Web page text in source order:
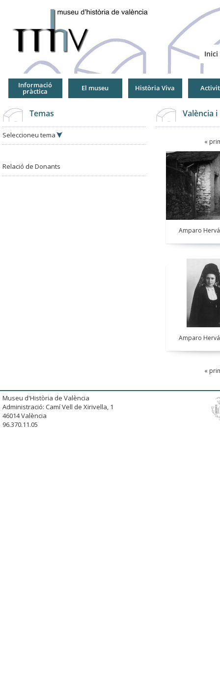
Inici
Informació
pràctica El museu Història Viva
Temas
Seleccioneu tema
Relació de Donants
València
«
Amparo
Amparo
Pàgines
«
Museu d'Història de València
Administració: Camí Vell de Xirivella, 1
46014 València
96.370.11.05